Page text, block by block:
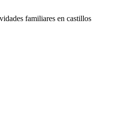
familiares en castillos